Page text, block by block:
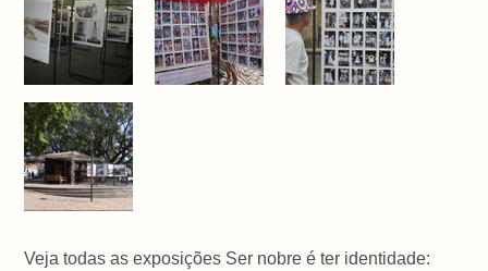
Veja todas as exposições Ser nobre é ter identidade: